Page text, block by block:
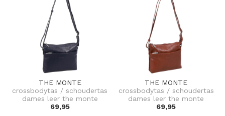
THE MONTE
crossbodytas / schoudertas
dames leer the monte
69,95
THE MONTE
crossbodytas / schoudertas
dames leer the monte
69,95